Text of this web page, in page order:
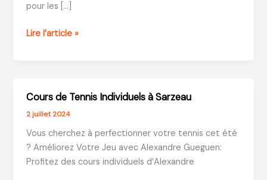
pour les […]
STAGES
PRINTEMPS
2025
Lire l’article »
Cours de Tennis Individuels à Sarzeau
2 juillet 2024
Vous cherchez à perfectionner votre tennis cet été
? Améliorez Votre Jeu avec Alexandre Gueguen:
Profitez des cours individuels d’Alexandre